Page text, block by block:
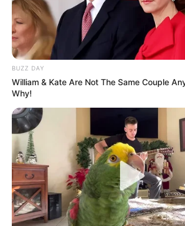
BUZZ DAY
William & Kate Are Not The Same Couple
Why!